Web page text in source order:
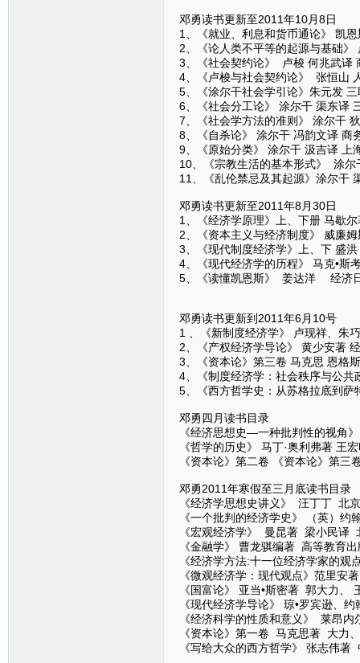
邓勇读书更新至2011年10月8日
1、《就业、利息和货币通论》 凯
2、《论人类不平等的起源与基础
3、《社会契约论》 卢梭 何兆武译
4、《卢梭与社会契约论》 张恒山
5、《涂尔干社会学引论》朱元发 三
6、《社会分工论》 涂尔干 渠东译
7、《社会学方法的准则》 涂尔干
8、《自杀论》 涂尔干 冯韵文译 商
9、《原始分类》 涂尔干 汲吉译 上
10、《宗教生活的基本形式》 涂
11、《乱伦禁忌及其起源》涂尔干
邓勇读书更新至2011年8月30日
1、《经济学原理》上、下册 马歇
2、《资本主义与经济制度》 威廉
3、《现代制度经济学》上、下 盛
4、《现代经济学的历程》 马克•斯
5、《读懂凯恩斯》 姜达洋 经济
邓勇读书更新到2011年6月10号
1 、《新制度经济学》 卢现祥、朱
2、《产权经济学导论》 黄少安著
3、《资本论》第三卷 马克思 恩格
4、《制度经济学：社会秩序与公
5、《西方哲学史：从苏格拉底到萨
邓勇四月读书目录
《经济思想史—一种批判性的视角
《哲学的历史》 马丁·奥利弗著 王
《资本论》第二卷 《资本论》第
邓勇2011年寒假至三月底读书目录
《经济学思想史讲义》 汪丁丁 北
《一个批判的经济学史》 （英）
《宏观经济学》 曼昆著 梁小民译
《金融学》 曹龙骐编著 高等教育出
《经济学方法:十一位经济学家的
《微观经济学：现代观点》范里安
《国富论》 亚当•斯密著 郭大力、
《现代经济学导论》 琼•罗宾逊、
《经济科学的性质和意义》 莱昂
《资本论》第一卷 马克思著 大力
《写给大众的西方哲学》 张志伟著